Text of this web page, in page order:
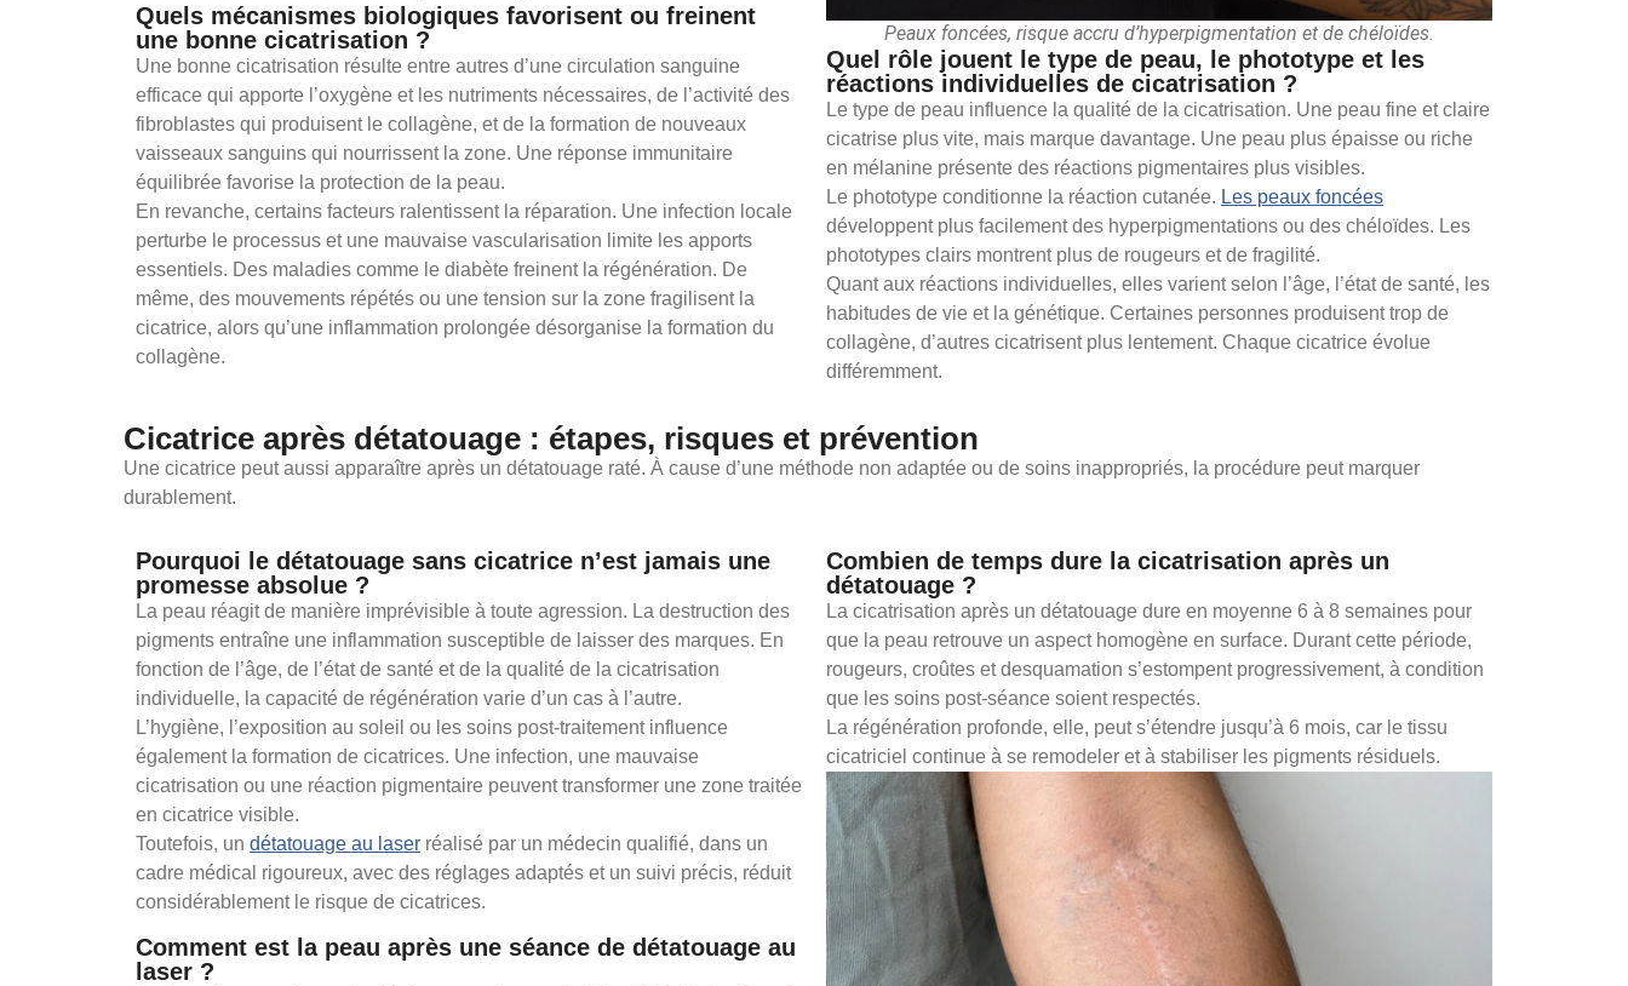
Quels mécanismes biologiques favorisent ou freinent
une bonne cicatrisation ?
Une bonne cicatrisation résulte entre autres d’une circulation sanguine
efficace qui apporte l’oxygène et les nutriments nécessaires, de l’activité des
fibroblastes qui produisent le collagène, et de la formation de nouveaux
vaisseaux sanguins qui nourrissent la zone. Une réponse immunitaire
équilibrée favorise la protection de la peau.
En revanche, certains facteurs ralentissent la réparation. Une infection locale
perturbe le processus et une mauvaise vascularisation limite les apports
essentiels. Des maladies comme le diabète freinent la régénération. De
même, des mouvements répétés ou une tension sur la zone fragilisent la
cicatrice, alors qu’une inflammation prolongée désorganise la formation du
collagène.
Peaux foncées, risque accru d’hyperpigmentation et de chéloïdes.
Quel rôle jouent le type de peau, le phototype et les
réactions individuelles de cicatrisation ?
Le type de peau influence la qualité de la cicatrisation. Une peau fine et claire
cicatrise plus vite, mais marque davantage. Une peau plus épaisse ou riche
en mélanine présente des réactions pigmentaires plus visibles.
Le phototype conditionne la réaction cutanée. Les peaux foncées
développent plus facilement des hyperpigmentations ou des chéloïdes. Les
phototypes clairs montrent plus de rougeurs et de fragilité.
Quant aux réactions individuelles, elles varient selon l’âge, l’état de santé, les
habitudes de vie et la génétique. Certaines personnes produisent trop de
collagène, d’autres cicatrisent plus lentement. Chaque cicatrice évolue
différemment.
Cicatrice après détatouage : étapes, risques et prévention
Une cicatrice peut aussi apparaître après un détatouage raté. À cause d’une méthode non adaptée ou de soins inappropriés, la procédure peut marquer
durablement.
Pourquoi le détatouage sans cicatrice n’est jamais une
promesse absolue ?
La peau réagit de manière imprévisible à toute agression. La destruction des
pigments entraîne une inflammation susceptible de laisser des marques. En
fonction de l’âge, de l’état de santé et de la qualité de la cicatrisation
individuelle, la capacité de régénération varie d’un cas à l’autre.
L’hygiène, l’exposition au soleil ou les soins post‑traitement influence
également la formation de cicatrices. Une infection, une mauvaise
cicatrisation ou une réaction pigmentaire peuvent transformer une zone traitée
en cicatrice visible.
Toutefois, un détatouage au laser réalisé par un médecin qualifié, dans un
cadre médical rigoureux, avec des réglages adaptés et un suivi précis, réduit
considérablement le risque de cicatrices.
Comment est la peau après une séance de détatouage au
laser ?
Combien de temps dure la cicatrisation après un
détatouage ?
La cicatrisation après un détatouage dure en moyenne 6 à 8 semaines pour
que la peau retrouve un aspect homogène en surface. Durant cette période,
rougeurs, croûtes et desquamation s’estompent progressivement, à condition
que les soins post‑séance soient respectés.
La régénération profonde, elle, peut s’étendre jusqu’à 6 mois, car le tissu
cicatriciel continue à se remodeler et à stabiliser les pigments résiduels.